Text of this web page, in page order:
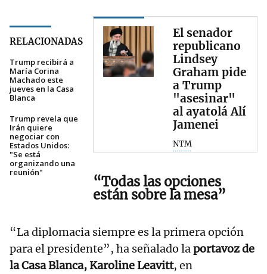
RELACIONADAS
Trump recibirá a
María Corina
Machado este
jueves en la Casa
Blanca
Trump revela que
Irán quiere
negociar con
Estados Unidos:
"Se está
organizando una
reunión"
El senador
republicano
Lindsey
Graham pide
a Trump
"asesinar"
al ayatolá Alí
Jamenei
NTM
“Todas las opciones
están sobre la mesa”
“La diplomacia siempre es la primera opción
para el presidente”, ha señalado laportavoz de
la Casa Blanca, Karoline Leavitt, en